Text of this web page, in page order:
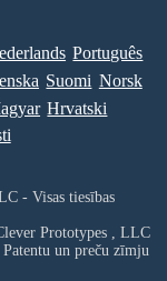
Português
Suomi Norsk
Hrvatski
- Visas tiesības
Prototypes , LLC
un preču zīmju